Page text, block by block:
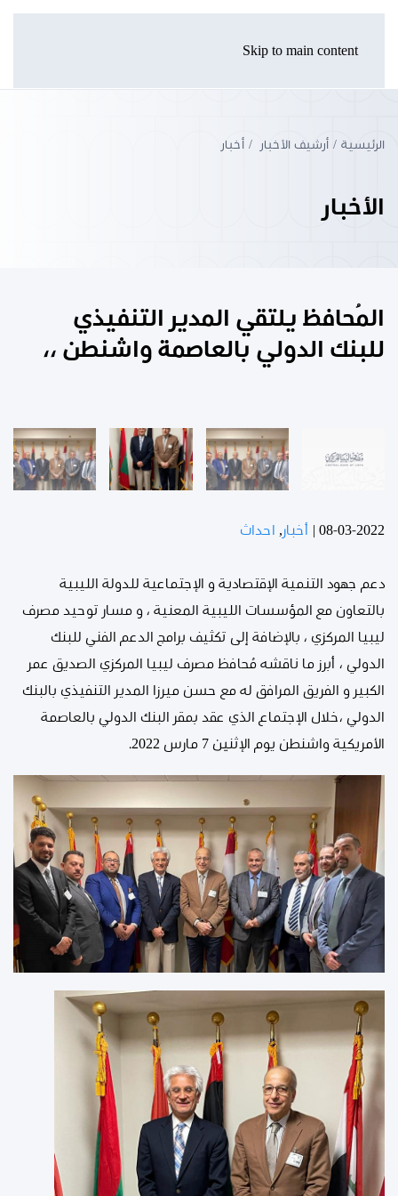
Skip to main content
الرئيسية أرشيف الأخبار أخبار
الأخبار
المُحافظ يلتقي المدير التنفيذي
للبنك الدولي بالعاصمة واشنطن ،،
08-03-2022 أخبار, احداث
دعم جهود التنمية الإقتصادية و الإجتماعية للدولة الليبية
بالتعاون مع المؤسسات الليبية المعنية ، و مسار توحيد مصرف
ليبيا المركزي ، بالإضافة إلى تكثيف برامج الدعم الفني للبنك
الدولي ، أبرز ما ناقشه مُحافظ مصرف ليبيا المركزي الصديق عمر
الكبير و الفريق المرافق له مع حسن ميرزا المدير التنفيذي بالبنك
الدولي ،خلال الإجتماع الذي عقد بمقر البنك الدولي بالعاصمة
الأمريكية واشنطن يوم الإثنين 7 مارس 2022.